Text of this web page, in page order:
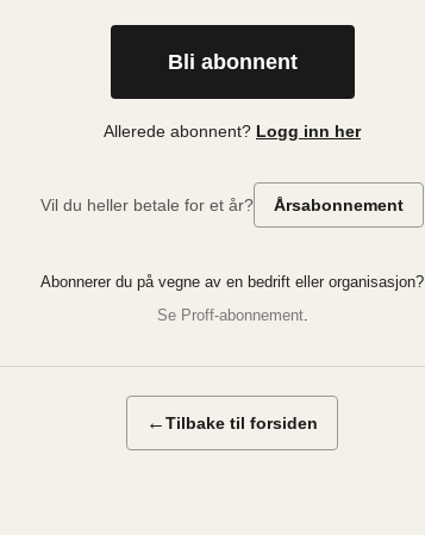
Bli abonnent
Allerede abonnent? Logg inn her
Vil du heller betale for et år? Årsabonnement
Abonnerer du på vegne av en bedrift eller organisasjon?
Se Proff-abonnement.
←Tilbake til forsiden